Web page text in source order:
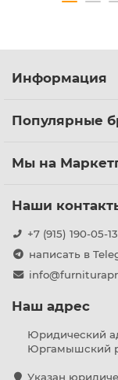
Информация
Популярные
Мы на
Наши
+7 (915) 190-05-13
написать в
Наш адрес
Юридический
Юргамышский
Указан